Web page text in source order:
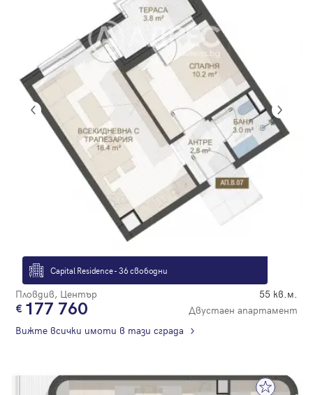
Capital Residence - 36 свободни
Пловдив, Център 55 кв.м.
177 760
Двустаен апартамент
Вижте всички имоти в тази сграда